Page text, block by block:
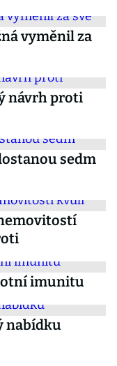
vyměnil za
návrh proti
sedm
imunitu
nabídku